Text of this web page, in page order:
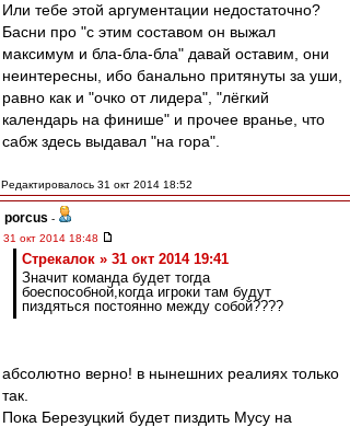
Или тебе этой аргументации недостаточно?
Басни про "с этим составом он выжал
максимум и бла-бла-бла" давай оставим, они
неинтересны, ибо банально притянуты за уши,
равно как и "очко от лидера", "лёгкий
календарь на финише" и прочее вранье, что
сабж здесь выдавал "на гора".
Редактировалось 31 окт 2014 18:52
porcus -
31 окт 2014 18:48
Стрекалок » 31 окт 2014 19:41
Значит команда будет тогда
боеспособной,когда игроки там будут
пиздяться постоянно между собой????
абсолютно верно! в нынешних реалиях только
так.
Пока Березуцкий будет пиздить Мусу на